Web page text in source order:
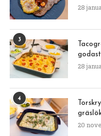
28
3
28
4
20